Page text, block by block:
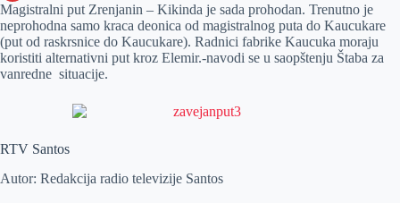
o
k
n
g
e
e
d
I
e
r
a
t
s
E
m
a
Magistralni put Zrenjanin – Kikinda je sada prohodan. Trenutno je
neprohodna samo kraca deonica od magistralnog puta do Kaucukare
(put od raskrsnice do Kaucukare). Radnici fabrike Kaucuka moraju
koristiti alternativni put kroz Elemir.-navodi se u saopštenju Štaba za
vanredne situacije.
RTV Santos
Autor: Redakcija radio televizije Santos